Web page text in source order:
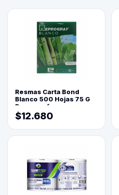
Resmas Carta Bond
Blanco 500 Hojas 75 G
Reprograf.
$12.680